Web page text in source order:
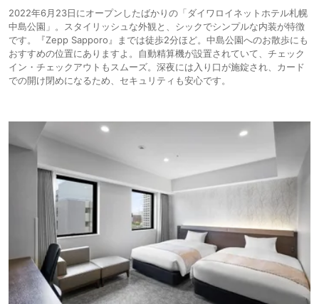
2022年6月23日にオープンしたばかりの「ダイワロイネットホテル札幌
中島公園」。スタイリッシュな外観と、シックでシンプルな内装が特徴
です。『Zepp Sapporo』までは徒歩2分ほど。中島公園へのお散歩にも
おすすめの位置にありますよ。自動精算機が設置されていて、チェック
イン・チェックアウトもスムーズ。深夜には入り口が施錠され、カード
での開け閉めになるため、セキュリティも安心です。